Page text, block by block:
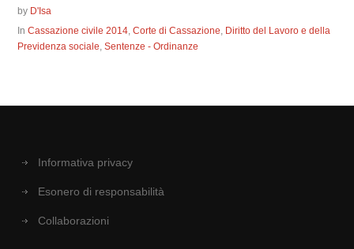
by D'Isa
InCassazione civile 2014 ,Corte di Cassazione Diritto del Lavoro e della
Previdenza sociale ,Sentenze - Ordinanze
Informativa privacy
Esonero di responsabilità
Collaborazioni